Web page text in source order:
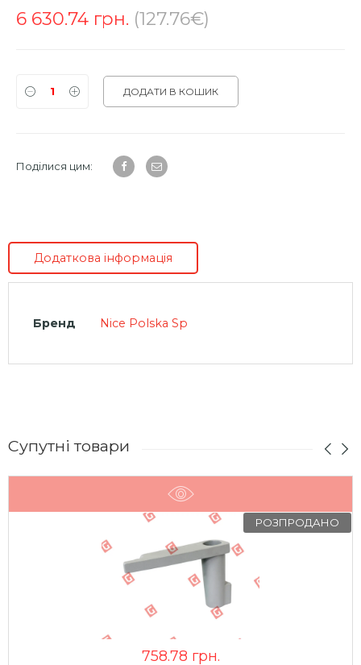
6 630.74 грн. (127.76€)
ДОДАТИ В КОШИК
Поділися цим:
Додаткова інформація
Бренд Nice Polska Sp
Супутні товари
РОЗПРОДАНО
758.78 грн.